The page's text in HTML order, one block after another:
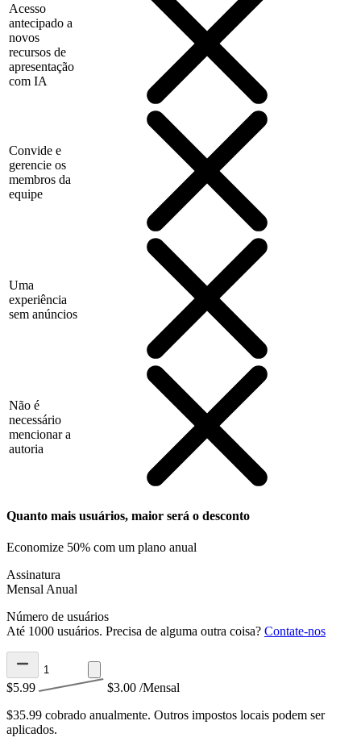
Acesso
antecipado a
novos
recursos de
apresentação
com IA
Convide e
gerencie os
membros da
equipe
Uma
experiência
sem anúncios
Não é
necessário
mencionar a
autoria
Quanto mais usuários, maior será o desconto
Economize 50% com um plano anual
Assinatura
Mensal Anual
Número de usuários
Até 1000 usuários. Precisa de alguma outra coisa? Contate-nos
$5.99 $3.00 /Mensal
$35.99 cobrado anualmente. Outros impostos locais podem ser
aplicados.